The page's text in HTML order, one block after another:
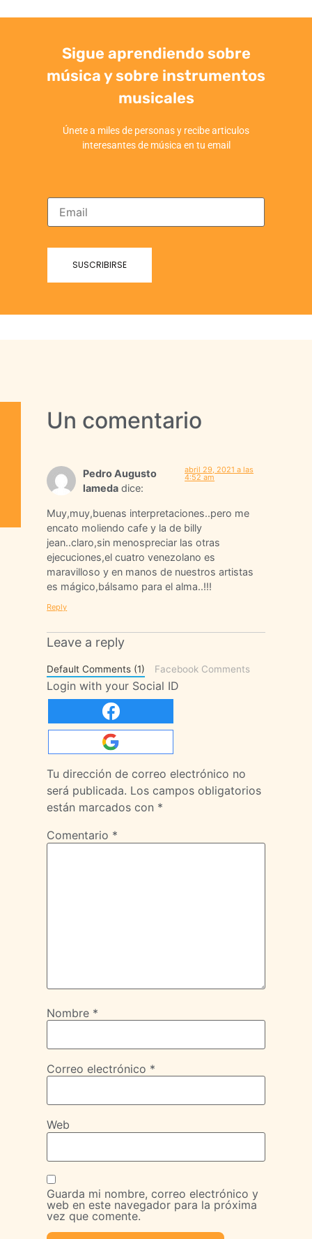
Sigue aprendiendo sobre
música y sobre instrumentos
musicales
Únete a miles de personas y recibe articulos
interesantes de música en tu email
Un comentario
Pedro Augusto
lameda dice:
abril 29, 2021 a las
4:52 am
Muy,muy,buenas interpretaciones..pero me
encato moliendo cafe y la de billy
jean..claro,sin menospreciar las otras
ejecuciones,el cuatro venezolano es
maravilloso y en manos de nuestros artistas
es mágico,bálsamo para el alma..!!!
Reply
Leave a reply
Default Comments (1) Facebook Comments
Login with your Social ID
Tu dirección de correo electrónico no
será publicada. Los campos obligatorios
están marcados con *
Comentario *
Nombre *
Correo electrónico *
Web
Guarda mi nombre, correo electrónico y
web en este navegador para la próxima
vez que comente.